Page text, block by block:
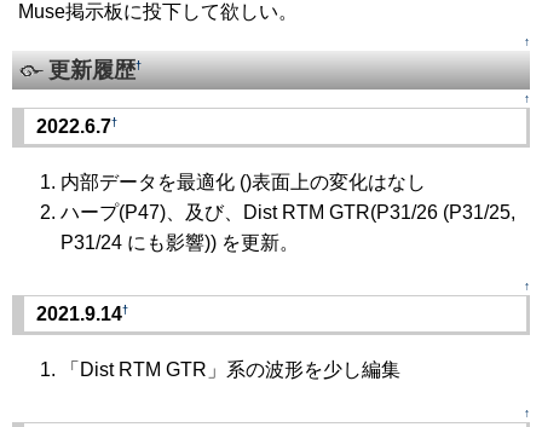
Muse掲示板に投下して欲しい。
↑
更新履歴†
↑
2022.6.7†
内部データを最適化 ()表面上の変化はなし
ハープ(P47)、及び、Dist RTM GTR(P31/26 (P31/25,
P31/24 にも影響)) を更新。
↑
2021.9.14†
「Dist RTM GTR」系の波形を少し編集
↑